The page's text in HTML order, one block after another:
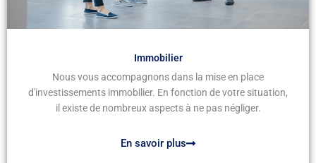
Immobilier
Nous vous accompagnons dans la mise en place
d'investissements immobilier. En fonction de votre situation,
il existe de nombreux aspects à ne pas négliger.
En savoir plus